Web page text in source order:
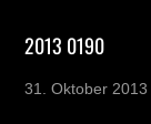
2013 0190
31. Oktober 2013